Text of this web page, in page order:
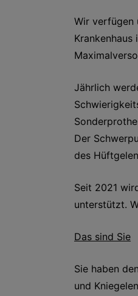
Wir verfügen
Jährlich
Der
des
Seit 2021
unterstützt.
Das sind Sie
Sie haben
und